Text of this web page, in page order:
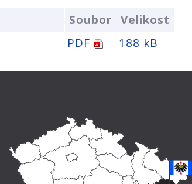
Soubor
Velikost
PDF 188 kB